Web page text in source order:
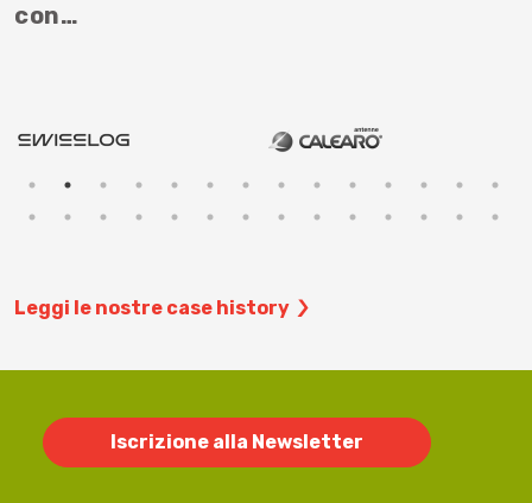
con…
Leggi le nostre case history
Iscrizione alla Newsletter